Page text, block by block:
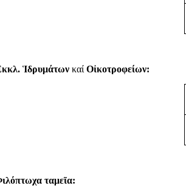
Ἱδρυμάτων καί Οἰκοτροφείων:
ταμεῖα: